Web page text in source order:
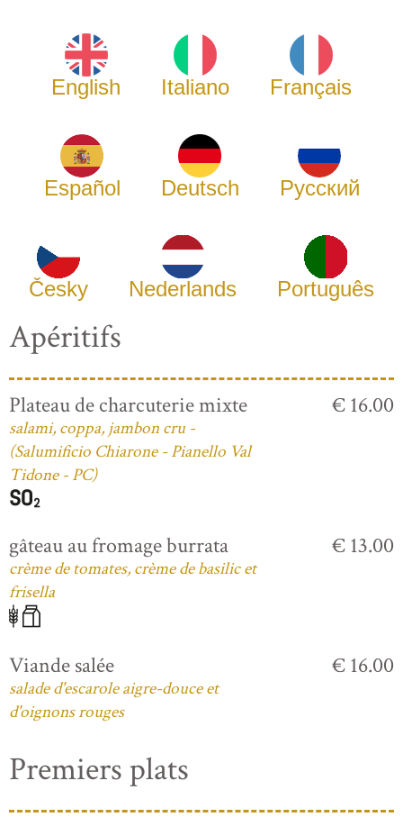
English Italiano Français
Español Deutsch Русский
Česky Nederlands Português
Apéritifs
Plateau de charcuterie mixte
salami, coppa, jambon cru -
(Salumificio Chiarone - Pianello Val
Tidone - PC)
€ 16.00
gâteau au fromage burrata
crème de tomates, crème de basilic et
frisella
€ 13.00
Viande salée
salade d'escarole aigre-douce et
d'oignons rouges
€ 16.00
Premiers plats